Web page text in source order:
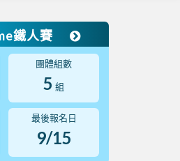
鐵人賽
團體組數
5 組
最後報名日
9/15